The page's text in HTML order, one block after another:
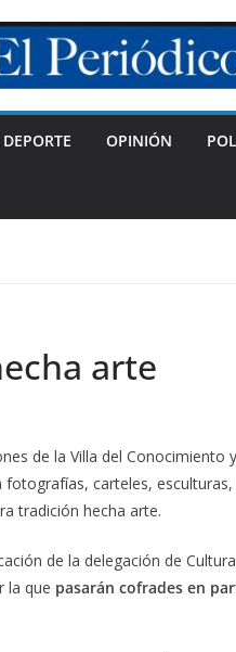
DEPORTE OPINIÓN
arte
de la Villa del Conocimiento
carteles,
tradición hecha arte.
de la delegación de
la que pasarán cofrades en